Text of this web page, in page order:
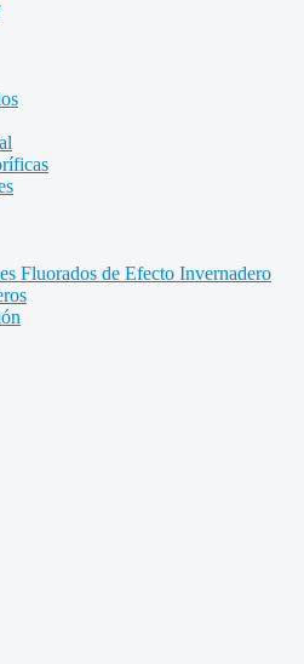
Fluorados de Efecto Invernadero